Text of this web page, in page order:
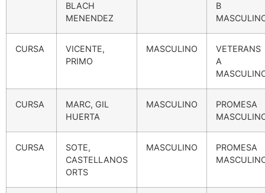
BLACH
MENENDEZ
B
CURSA
VICENTE,
PRIMO
MASCULINO
VETERANS
A
CURSA
MARC, GIL
HUERTA
MASCULINO
PROMESA
CURSA
SOTE,
CASTELLANOS
ORTS
MASCULINO
PROMESA